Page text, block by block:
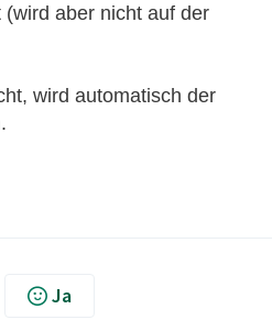
aber nicht auf der
wird automatisch der
Ja